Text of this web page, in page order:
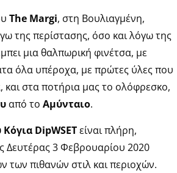
The Margi, στη Βουλιαγμένη,
της περίστασης, όσο και λόγω της
μια θαλπωρική φινέτσα, με
όλα υπέροχα, με πρώτες ύλες που
στα ποτήρια μας το ολόφρεσκο,
από το Αμύνταιο.
DipWSETείναι πλήρη,
Δευτέρας 3 Φεβρουαρίου 2020
των πιθανών στιλ και περιοχών.